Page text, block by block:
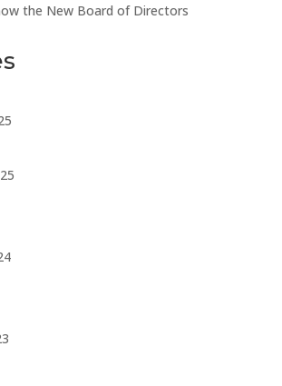
the New Board of Directors